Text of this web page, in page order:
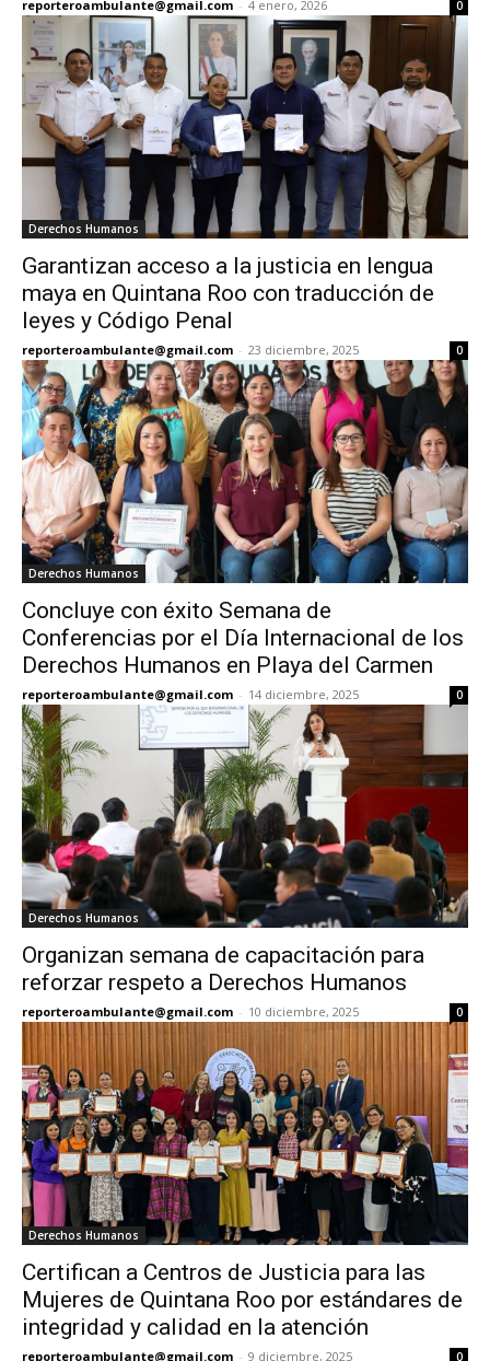
reporteroambulante@gmail.com - 4 enero, 2026 0
Derechos Humanos
Garantizan acceso a la justicia en lengua
maya en Quintana Roo con traducción de
leyes y Código Penal
reporteroambulante@gmail.com - 23 diciembre, 2025 0
Derechos Humanos
Concluye con éxito Semana de
Conferencias por el Día Internacional de los
Derechos Humanos en Playa del Carmen
reporteroambulante@gmail.com - 14 diciembre, 2025 0
Derechos Humanos
Organizan semana de capacitación para
reforzar respeto a Derechos Humanos
reporteroambulante@gmail.com - 10 diciembre, 2025 0
Derechos Humanos
Certifican a Centros de Justicia para las
Mujeres de Quintana Roo por estándares de
integridad y calidad en la atención
reporteroambulante@gmail.com - 9 diciembre, 2025 0